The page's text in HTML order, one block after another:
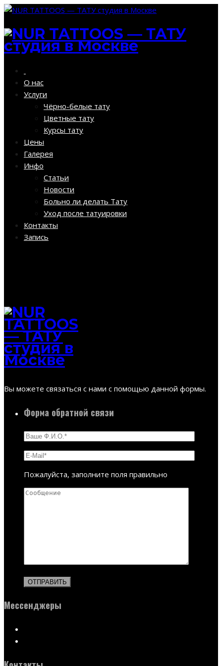
О нас
Услуги
Чёрно-белые тату
Цветные тату
Курсы тату
Цены
Галерея
Инфо
Статьи
Новости
Больно ли делать Тату
Уход после татуировки
Контакты
Запись
Вы можете связаться с нами с помощью данной формы.
Форма обратной связи
Пожалуйста, заполните поля правильно
Мессенджеры